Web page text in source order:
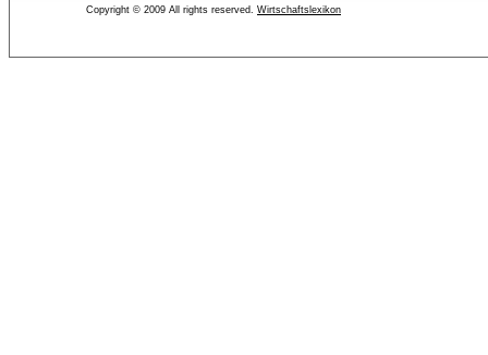
Copyright © 2009 All rights reserved. Wirtschaftslexikon